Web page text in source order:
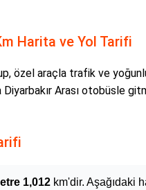
Harita ve Yol Tarifi
özel araçla trafik ve
Arası otobüsle
1,012 km'dir. Aşağıdaki